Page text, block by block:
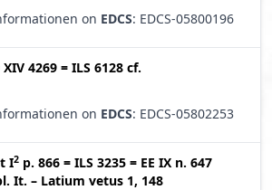
on EDCS: EDCS-05800196
XIV 4269 = ILS 6128 cf.
on EDCS: EDCS-05802253
I2 p. 866 = ILS 3235 = EE IX n. 647
It. – Latium vetus 1, 148